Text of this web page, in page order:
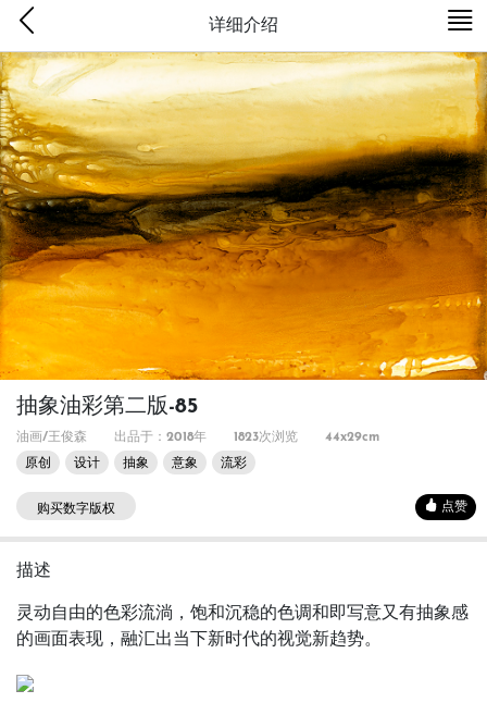
详细介绍
抽象油彩第二版-85
油画/王俊森 出品于：2018年 1823次浏览
44x29cm
原创
设计 抽象 意象 流彩
购买数字版权 点赞
描述
灵动自由的色彩流淌，饱和沉稳的色调和即写意又有抽象感
的画面表现，融汇出当下新时代的视觉新趋势。